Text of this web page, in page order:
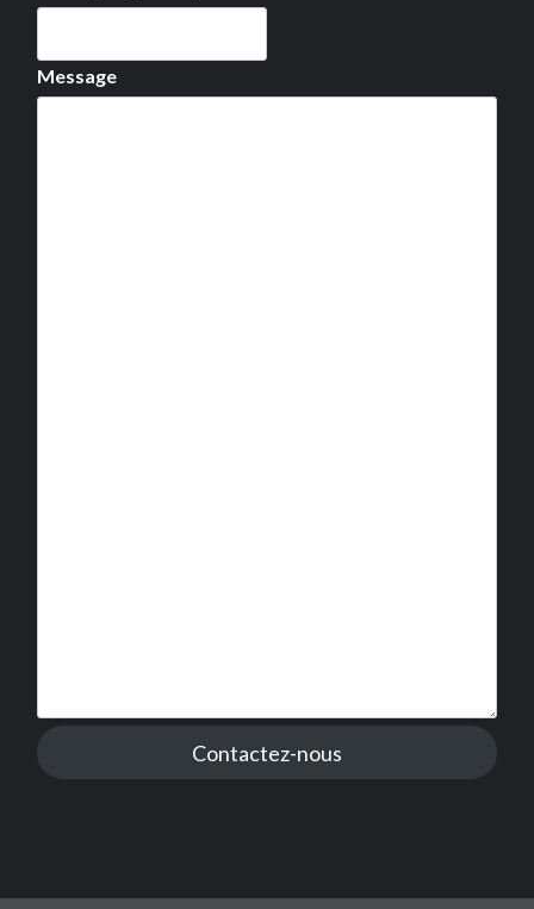
Message
Contactez-nous